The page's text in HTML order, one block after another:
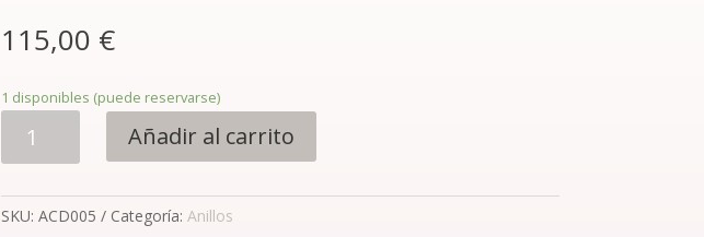
115,00 €
1 disponibles (puede reservarse)
contemporáneo
cantidad
Añadir al carrito
SKU: ACD005 Categoría: Anillos